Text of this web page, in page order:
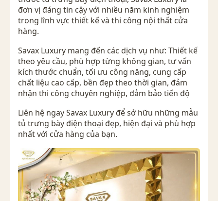
đơn vị đáng tin cậy với nhiều năm kinh nghiệm
trong lĩnh vực thiết kế và thi công nội thất cửa
hàng.
Savax Luxury mang đến các dịch vụ như: Thiết kế
theo yêu cầu, phù hợp từng không gian, tư vấn
kích thước chuẩn, tối ưu công năng, cung cấp
chất liệu cao cấp, bền đẹp theo thời gian, đảm
nhận thi công chuyên nghiệp, đảm bảo tiến độ
Liên hệ ngay Savax Luxury để sở hữu những mẫu
tủ trưng bày điện thoại đẹp, hiện đại và phù hợp
nhất với cửa hàng của bạn.